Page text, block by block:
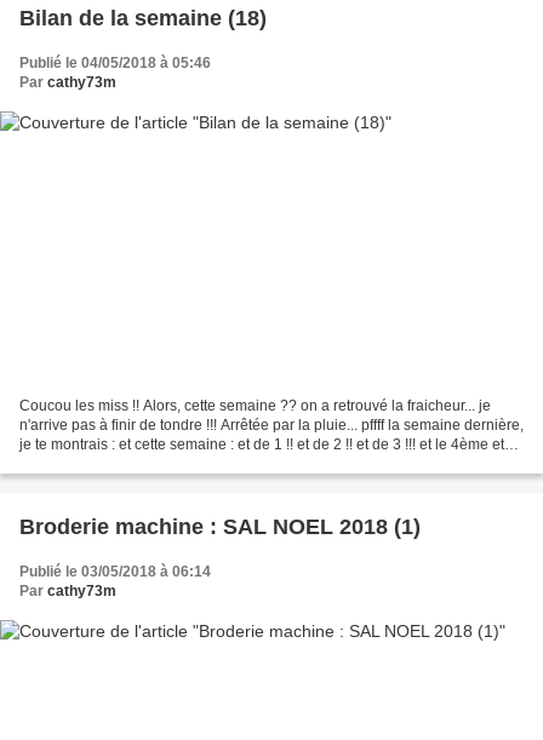
Bilan de la semaine (18)
Publié le 04/05/2018 à 05:46
Par cathy73m
Coucou les miss !! Alors, cette semaine ?? on a retrouvé la fraicheur... je
n'arrive pas à finir de tondre !!! Arrêtée par la pluie... pffff la semaine dernière,
je te montrais : et cette semaine : et de 1 !! et de 2 !! et de 3 !!! et le 4ème et
Broderie machine : SAL NOEL 2018 (1)
Publié le 03/05/2018 à 06:14
Par cathy73m